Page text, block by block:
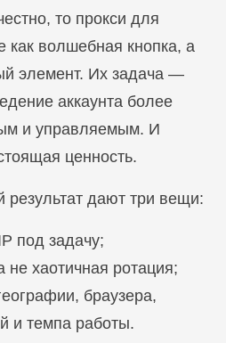
то прокси для
как волшебная кнопка, а
элемент. Их задача —
аккаунта более
и управляемым. И
ценность.
результат дают три вещи:
под задачу;
не хаотичная ротация;
браузера,
и темпа работы.